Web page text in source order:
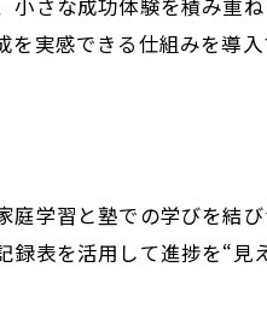
境の作り方
化する理由
続く秘訣
よう
さな成功体験を積み重
実感できる仕組みを導
学習と塾での学びを結
表を活用して進捗を“見